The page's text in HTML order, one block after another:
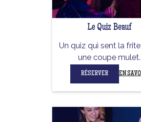
Le Quiz Beauf
Un quiz qui sent la
une coupe mulet.
RÉSERVER EN